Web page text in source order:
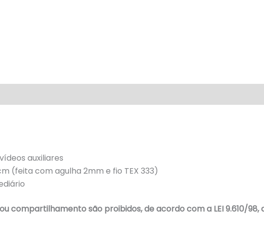
auxiliares
(feita com agulha 2mm e fio TEX 333)
compartilhamento são proibidos, de acordo com a LEI 9.610/98,